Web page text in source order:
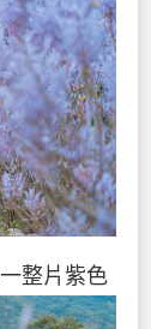
整片紫色